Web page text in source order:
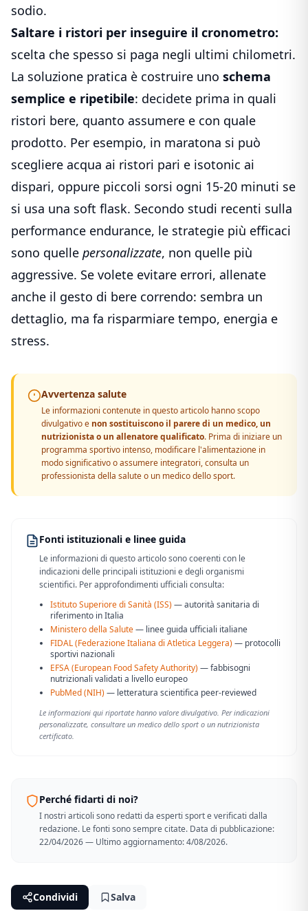
sodio.
Saltare i ristori per inseguire il cronometro:
scelta che spesso si paga negli ultimi chilometri.
La soluzione pratica è costruire uno schema
semplice e ripetibile: decidete prima in quali
ristori bere, quanto assumere e con quale
prodotto. Per esempio, in maratona si può
scegliere acqua ai ristori pari e isotonic ai
dispari, oppure piccoli sorsi ogni 15-20 minuti se
si usa una soft flask. Secondo studi recenti sulla
performance endurance, le strategie più efficaci
sono quelle personalizzate, non quelle più
aggressive. Se volete evitare errori, allenate
anche il gesto di bere correndo: sembra un
dettaglio, ma fa risparmiare tempo, energia e
stress.
Avvertenza salute
Le informazioni contenute in questo articolo hanno scopo
divulgativo e non sostituiscono il parere di un medico, un
nutrizionista o un allenatore qualificato. Prima di iniziare un
programma sportivo intenso, modificare l'alimentazione in
modo significativo o assumere integratori, consulta un
professionista della salute o un medico dello sport.
Fonti istituzionali e linee guida
Le informazioni di questo articolo sono coerenti con le
indicazioni delle principali istituzioni e degli organismi
scientifici. Per approfondimenti ufficiali consulta:
Istituto Superiore di Sanità (ISS)— autorità sanitaria di
riferimento in Italia
Ministero della Salute— linee guida ufficiali italiane
FIDAL (Federazione Italiana di Atletica Leggera)— protocolli
sportivi nazionali
EFSA (European Food Safety Authority)— fabbisogni
nutrizionali validati a livello europeo
PubMed (NIH)— letteratura scientifica peer-reviewed
Le informazioni qui riportate hanno valore divulgativo. Per indicazioni
personalizzate, consultare un medico dello sport o un nutrizionista
certificato.
Perché fidarti di noi?
I nostri articoli sono redatti da esperti sport e verificati dalla
redazione. Le fonti sono sempre citate. Data di pubblicazione:
22/04/2026 — Ultimo aggiornamento: 4/08/2026.
Condividi Salva